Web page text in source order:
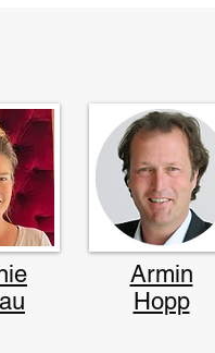
Armin
Hopp